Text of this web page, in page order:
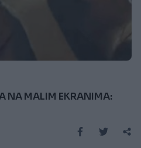
NA MALIM EKRANIMA: